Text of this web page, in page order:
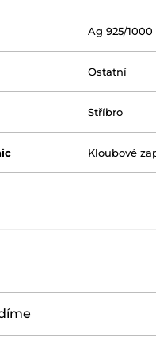
Ag 925/1000
Ostatní
Stříbro
Kloubové